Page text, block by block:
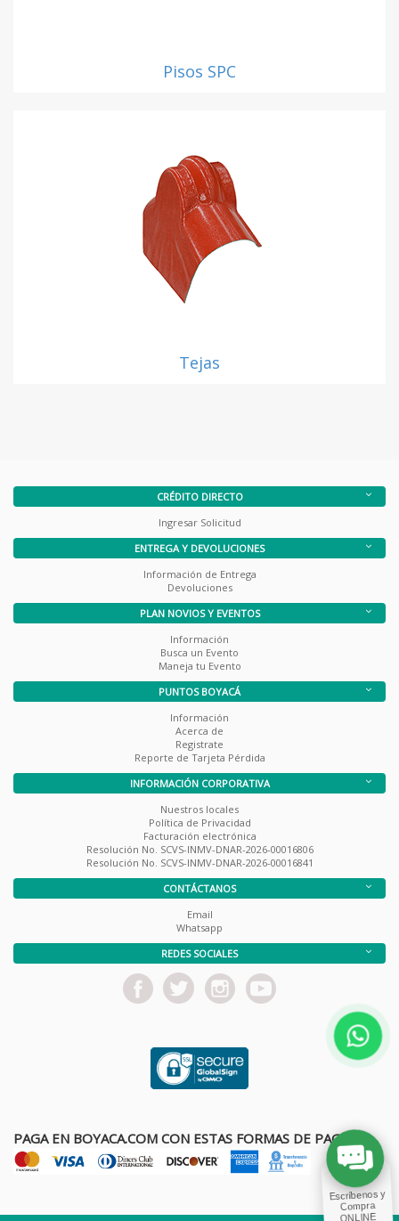
Pisos SPC
Tejas
CRÉDITO DIRECTO
Ingresar Solicitud
ENTREGA Y DEVOLUCIONES
Información de Entrega
Devoluciones
PLAN NOVIOS Y EVENTOS
Información
Busca un Evento
Maneja tu Evento
PUNTOS BOYACÁ
Información
Acerca de
Registrate
Reporte de Tarjeta Pérdida
INFORMACIÓN CORPORATIVA
Nuestros locales
Política de Privacidad
Facturación electrónica
Resolución No. SCVS-INMV-DNAR-2026-00016806
Resolución No. SCVS-INMV-DNAR-2026-00016841
CONTÁCTANOS
Email
Whatsapp
REDES SOCIALES
PAGA EN BOYACA.COM CON ESTAS FORMAS DE PAGO